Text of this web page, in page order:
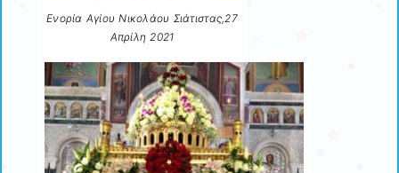
Ενορία Αγίου Νικολάου Σιάτιστας,27
Απρίλη 2021